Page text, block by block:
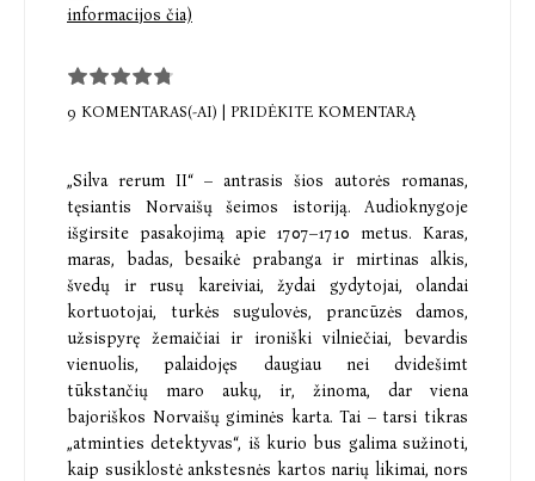
informacijos čia)
9 KOMENTARAS(-AI) | PRIDĖKITE KOMENTARĄ
„Silva rerum II“ – antrasis šios autorės romanas,
tęsiantis Norvaišų šeimos istoriją. Audioknygoje
išgirsite pasakojimą apie 1707–1710 metus. Karas,
maras, badas, besaikė prabanga ir mirtinas alkis,
švedų ir rusų kareiviai, žydai gydytojai, olandai
kortuotojai, turkės sugulovės, prancūzės damos,
užsispyrę žemaičiai ir ironiški vilniečiai, bevardis
vienuolis, palaidojęs daugiau nei dvidešimt
tūkstančių maro aukų, ir, žinoma, dar viena
bajoriškos Norvaišų giminės karta. Tai – tarsi tikras
„atminties detektyvas“, iš kurio bus galima sužinoti,
kaip susiklostė ankstesnės kartos narių likimai, nors